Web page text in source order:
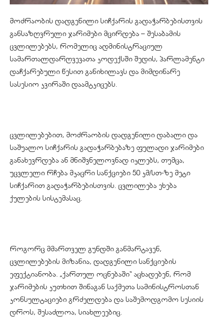
მოძრაობის დადგენილი სიჩქარის გადაჭარბებისთვის
განსაზღვრული ჯარიმები მცირდება – შესაბამის
ცვლილებებს, რომელიც ადმინისტრაციულ
სამართალდარღვევათა კოდექსში შედის, პარლამენტი
დაჩქარებული წესით განიხილავს და მიმდინარე
სასესიო კვირაში დაამტკიცებს.
ცვლილებებით, მოძრაობის დადგენილი დაბალი და
საშუალო სიჩქარის გადაჭარბებაზე ფულადი ჯარიმები
განახევრდება ან მნიშვნელოვნად იკლებს, თუმცა,
უცვლელი რჩება მკაცრი სანქციები 50 კმ/სთ-ზე მეტი
სიჩქარით გადაჭარბებისთვის. ცვლილება ეხება
ქულების სისტემასაც.
როგორც მმართველ გუნდში განმარტავენ,
ცვლილებების მიზანია, დადგენილი სანქციების
ეფექტიანობა. „ქართულ ოცნებაში“ აცხადებენ, რომ
ჯარიმების კუთხით შინაგან საქმეთა სამინისტროსთან
კონსულტაციები გრძელდება და საშემოდგომო სესიის
დროს, შესაძლოა, სიახლეებიც.